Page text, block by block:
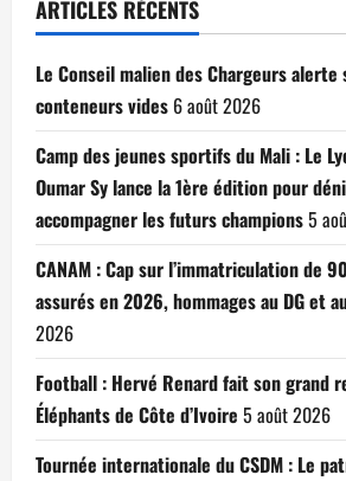
ARTICLES RÉCENTS
Le Conseil malien des Chargeurs
conteneurs vides 6 août 2026
Camp des jeunes sportifs du Mali : Le
Oumar Sy lance la 1ère édition pour
accompagner les futurs champions5
CANAM : Cap sur l’immatriculation de
assurés en 2026, hommages au DG et
2026
Football : Hervé Renard fait son grand
Éléphants de Côte d’Ivoire 5 août 2026
Tournée internationale du CSDM : Le